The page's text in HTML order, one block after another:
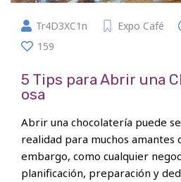
Tr4D3XC1n Expo Café
159
5 Tips para Abrir una
osa
Abrir una chocolatería puede
realidad para muchos amantes
embargo, como cualquier
planificación, preparación y